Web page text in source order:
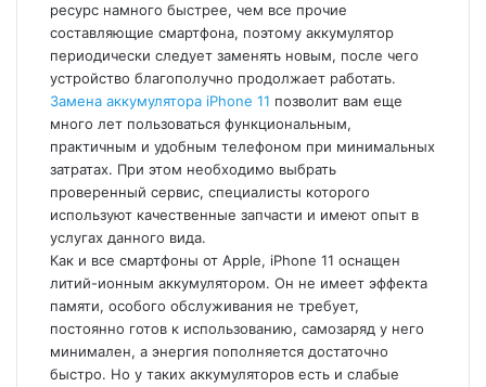
ресурс намного быстрее, чем все прочие
составляющие смартфона, поэтому аккумулятор
периодически следует заменять новым, после чего
устройство благополучно продолжает работать.
Замена аккумулятора iPhone 11 позволит вам еще
много лет пользоваться функциональным,
практичным и удобным телефоном при минимальных
затратах. При этом необходимо выбрать
проверенный сервис, специалисты которого
используют качественные запчасти и имеют опыт в
услугах данного вида.
Как и все смартфоны от Apple, iPhone 11 оснащен
литий-ионным аккумулятором. Он не имеет эффекта
памяти, особого обслуживания не требует,
постоянно готов к использованию, самозаряд у него
минимален, а энергия пополняется достаточно
быстро. Но у таких аккумуляторов есть и слабые